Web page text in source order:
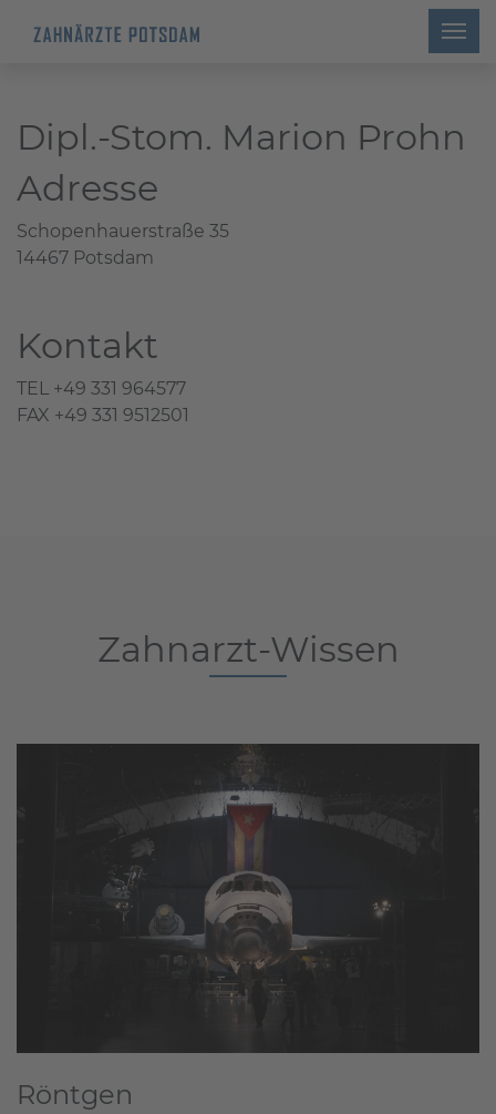
Dipl.-Stom. Marion Prohn
Adresse
Schopenhauerstraße 35
14467 Potsdam
Kontakt
TEL +49 331 964577
FAX +49 331 9512501
Zahnarzt-Wissen
Röntgen